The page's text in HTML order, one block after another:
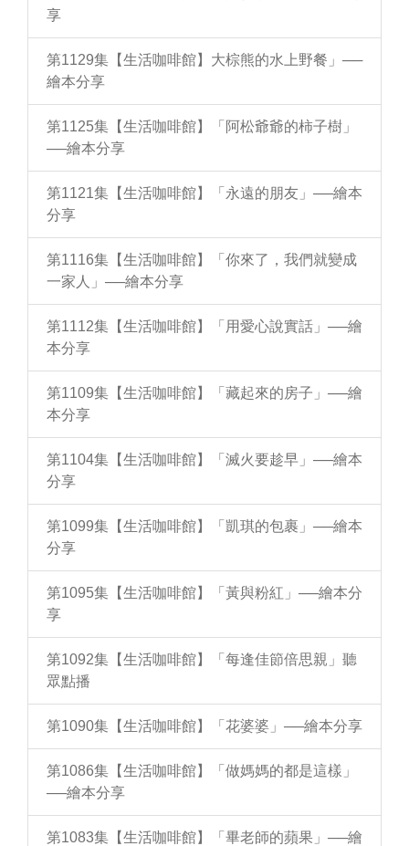
享
第1129集【生活咖啡館】大棕熊的水上野餐」──
繪本分享
第1125集【生活咖啡館】「阿松爺爺的柿子樹」
──繪本分享
第1121集【生活咖啡館】「永遠的朋友」──繪本
分享
第1116集【生活咖啡館】「你來了，我們就變成
一家人」──繪本分享
第1112集【生活咖啡館】「用愛心說實話」──繪
本分享
第1109集【生活咖啡館】「藏起來的房子」──繪
本分享
第1104集【生活咖啡館】「滅火要趁早」──繪本
分享
第1099集【生活咖啡館】「凱琪的包裹」──繪本
分享
第1095集【生活咖啡館】「黃與粉紅」──繪本分
享
第1092集【生活咖啡館】「每逢佳節倍思親」聽
眾點播
第1090集【生活咖啡館】「花婆婆」──繪本分享
第1086集【生活咖啡館】「做媽媽的都是這樣」
──繪本分享
第1083集【生活咖啡館】「畢老師的蘋果」──繪